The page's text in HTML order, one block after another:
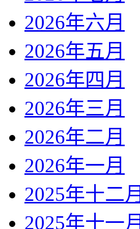
2026年六月
2026年五月
2026年四月
2026年三月
2026年二月
2026年一月
2025年十二月
2025年十一月